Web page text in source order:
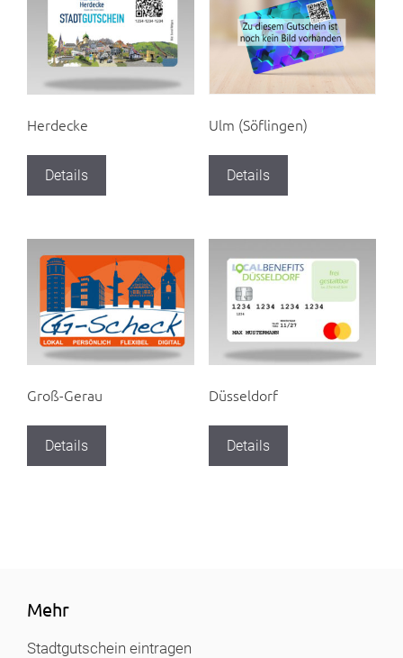
Herdecke
Details
Ulm (Söflingen)
Details
Groß-Gerau
Details
Düsseldorf
Details
Mehr
Stadtgutschein eintragen